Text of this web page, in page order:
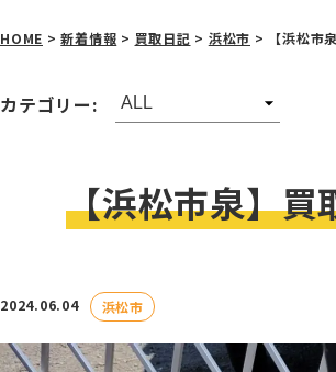
HOME >新着情報 > 買取日記 > 浜松市 > 【浜松市
カテゴリー:
【浜松市泉】買
2024.06.04 浜松市